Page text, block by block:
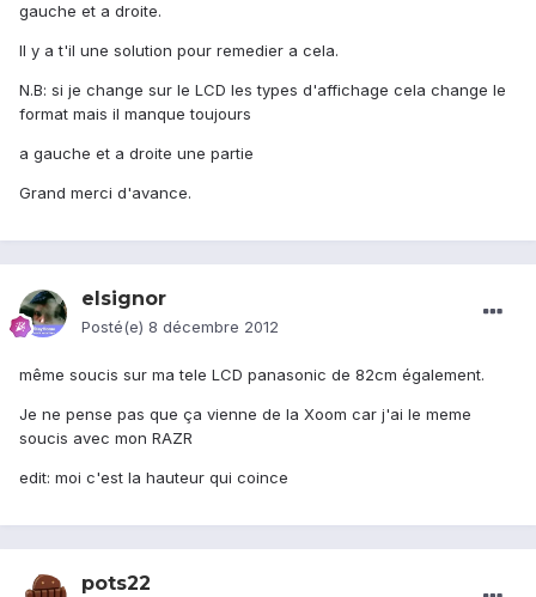
gauche et a droite.
Il y a t'il une solution pour remedier a cela.
N.B: si je change sur le LCD les types d'affichage cela change le
format mais il manque toujours
a gauche et a droite une partie
Grand merci d'avance.
elsignor
Posté(e) 8 décembre 2012
même soucis sur ma tele LCD panasonic de 82cm également.
Je ne pense pas que ça vienne de la Xoom car j'ai le meme
soucis avec mon RAZR
edit: moi c'est la hauteur qui coince
pots22